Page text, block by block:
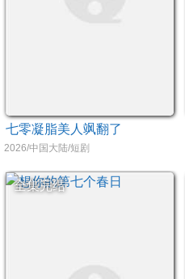
七零凝脂美人飒翻了
2026/中国大陆/短剧
全集完结